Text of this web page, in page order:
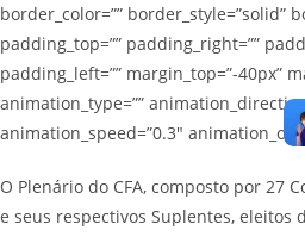
border_color=”” border_style=”solid”
padding_top=”” padding_right=””
padding_left=”” margin_top=”-40px”
animation_type=””
animation_speed=”0.3″
O Plenário do CFA, composto por 27
e seus respectivos Suplentes, eleitos